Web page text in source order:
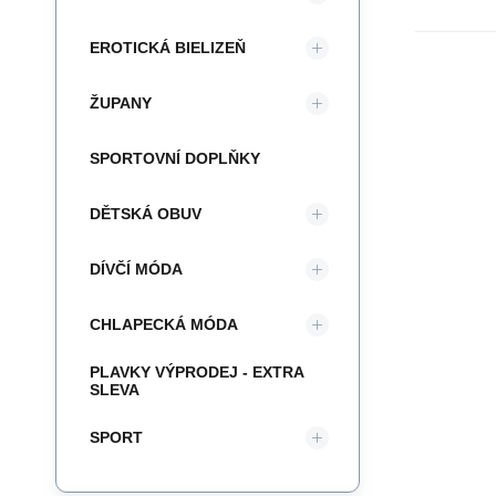
EROTICKÁ BIELIZEŇ
ŽUPANY
SPORTOVNÍ DOPLŇKY
DĚTSKÁ OBUV
DÍVČÍ MÓDA
CHLAPECKÁ MÓDA
PLAVKY VÝPRODEJ - EXTRA
SLEVA
SPORT